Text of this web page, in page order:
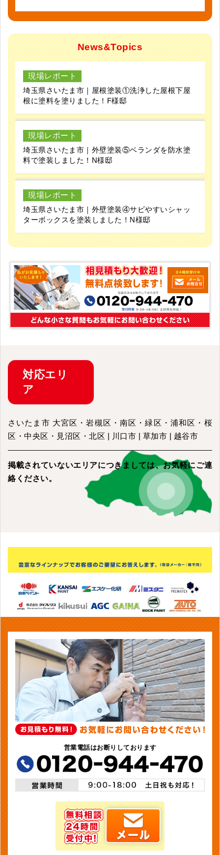
News&Topics
現場レポート
埼玉県さいたま市｜屋根塗装①洗浄した屋根下屋
根に塗料を塗りました！F様邸
現場レポート
埼玉県さいたま市｜外壁塗装⑤ベランダを防水塗
料で塗装しました！N様邸
現場レポート
埼玉県さいたま市｜外壁塗装④サビやすいシャッ
ターボックスを塗装しました！N様邸
対応エリ
ア
さいたま市 大宮区・岩槻区・南区・緑区・浦和区・桜
区・中央区・見沼区・北区 | 川口市 | 草加市 | 越谷市
掲載されていないエリアにつきましては、お気軽にご連
絡ください。
営業電話はお断りしております